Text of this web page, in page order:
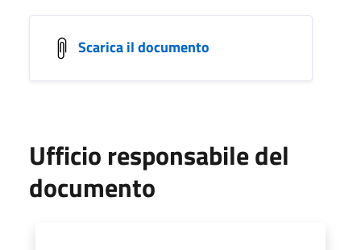
Scarica il documento
Ufficio responsabile del
documento